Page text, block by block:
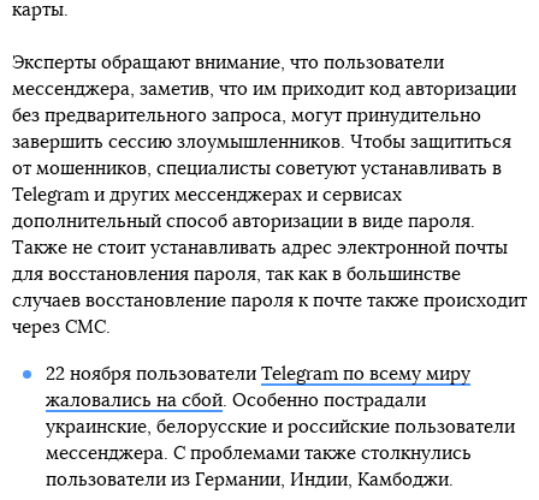
карты.
Эксперты обращают внимание, что пользователи
мессенджера, заметив, что им приходит код авторизации
без предварительного запроса, могут принудительно
завершить сессию злоумышленников. Чтобы защититься
от мошенников, специалисты советуют устанавливать в
Telegram и других мессенджерах и сервисах
дополнительный способ авторизации в виде пароля.
Также не стоит устанавливать адрес электронной почты
для восстановления пароля, так как в большинстве
случаев восстановление пароля к почте также происходит
через СМС.
22 ноября пользователи Telegram по всему миру
жаловались на сбой. Особенно пострадали
украинские, белорусские и российские пользователи
мессенджера. С проблемами также столкнулись
пользователи из Германии, Индии, Камбоджи.